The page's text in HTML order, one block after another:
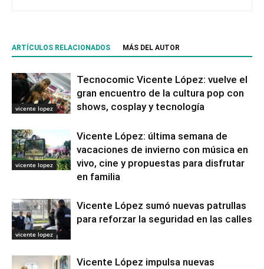
ARTÍCULOS RELACIONADOS MÁS DEL AUTOR
vicente lopez
Tecnocomic Vicente López: vuelve el
gran encuentro de la cultura pop con
shows, cosplay y tecnología
vicente lopez
Vicente López: última semana de
vacaciones de invierno con música en
vivo, cine y propuestas para disfrutar
en familia
vicente lopez
Vicente López sumó nuevas patrullas
para reforzar la seguridad en las calles
Vicente López impulsa nuevas